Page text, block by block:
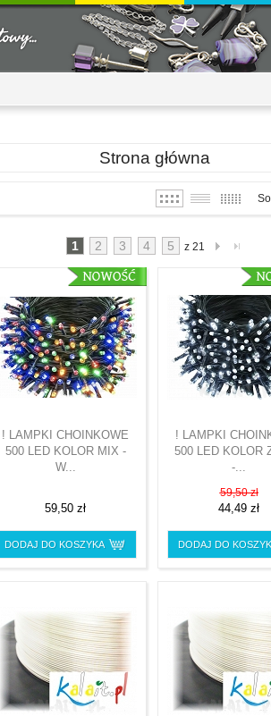
Strona główna
1 2 3 4 5 z 21
! LAMPKI CHOINKOWE
500 LED KOLOR MIX -
W...
59,50 zł
DODAJ DO KOSZYKA
! LAMPKI
500 LED KOLOR
-...
59,50 zł
44,49 zł
DODAJ DO